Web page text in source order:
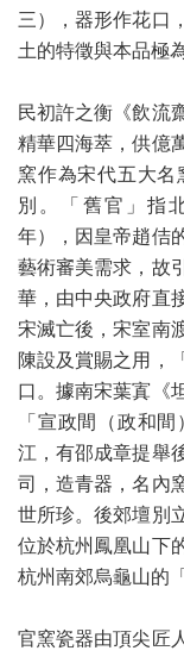
三），器形作花口
土的特徵與本品極
民初許之衡《飲流
精華四海萃，供億
窯作為宋代五大名
別。「舊官」指
年），因皇帝趙佶
藝術審美需求，故
華，由中央政府直
宋滅亡後，宋室南
陳設及賞賜之用，
口。據南宋葉寘《
「宣政間（政和
江，有邵成章提舉
司，造青器，名內
世所珍。後郊壇別
位於杭州鳳凰山下
杭州南郊烏龜山的
官窯瓷器由頂尖匠